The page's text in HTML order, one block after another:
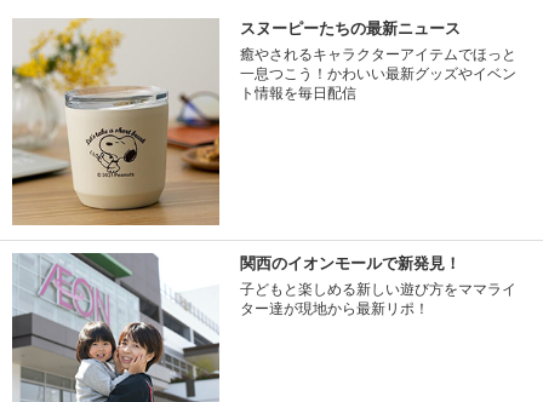
スヌーピーたちの最新ニュース
癒やされるキャラクターアイテムでほっと
一息つこう！かわいい最新グッズやイベン
ト情報を毎日配信
関西のイオンモールで新発見！
子どもと楽しめる新しい遊び方をママライ
ター達が現地から最新リポ！